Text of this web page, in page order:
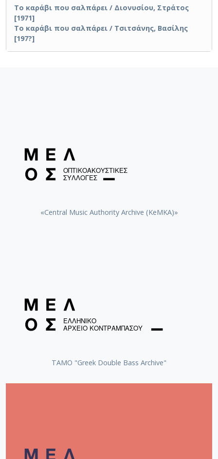
Το καράβι που σαλπάρει / Διονυσίου, Στράτος
[1971]
Το καράβι που σαλπάρει / Τσιτσάνης, Βασίλης
[197?]
«Central Music Authority Archive (KeMKA)»
ΤΑΜΟ "Greek Double Bass Archive"